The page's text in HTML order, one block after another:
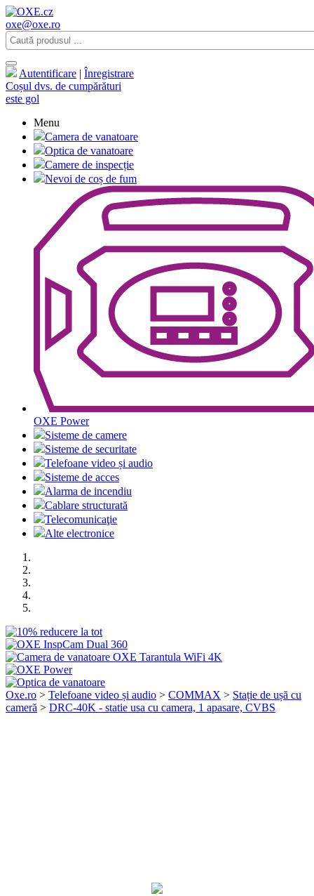
oxe@oxe.ro
Autentificare | Înregistrare
Coșul dvs. de cumpărături
este gol
Menu
Camera de vanatoare
Optica de vanatoare
Camere de inspecție
Nevoi de coș de fum
OXE Power
Sisteme de camere
Sisteme de securitate
Telefoane video și audio
Sisteme de acces
Alarma de incendiu
Cablare structurată
Telecomunicaţie
Alte electronice
Oxe.ro > Telefoane video și audio > COMMAX > Stație de ușă cu
cameră > DRC-40K - statie usa cu camera, 1 apasare, CVBS